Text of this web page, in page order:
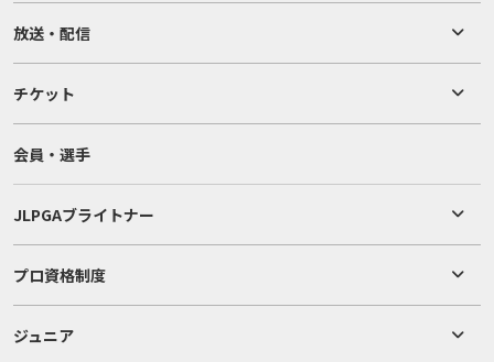
放送・配信
チケット
会員・選手
JLPGAブライトナー
プロ資格制度
ジュニア